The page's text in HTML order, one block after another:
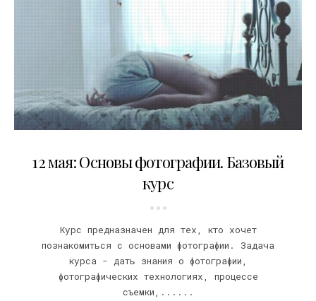
12 мая: Основы фотографии. Базовый
курс
Курс предназначен для тех, кто хочет
познакомиться с основами фотографии. Задача
курса - дать знания о фотографии,
фотографических технологиях, процессе
съемки,......